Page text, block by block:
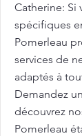
Catherine: Si
spécifiques
Pomerleau
services de
adaptés à
Demandez
découvrez
Pomerleau